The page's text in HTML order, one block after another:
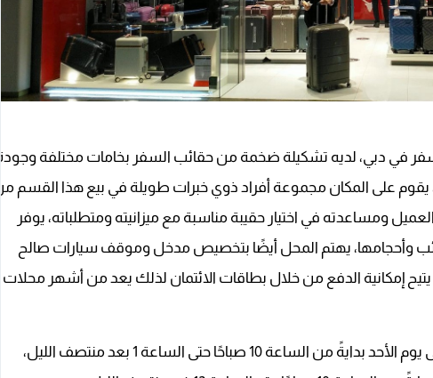
دبي، لديه تشكيلة ضخمة من حقائب السفر بخامات مختلفة وجودة
يقوم على المكان مجموعة أفراد ذوي خبرات طويلة في بيع هذا القسم من
ومساعدته في اختيار حقيبة مناسبة مع ميزانيته ومتطلباته، يوفر
وأحجامها، يهتم المحل أيضًا بتخصيص مدخل وموقف سيارات صالح
إمكانية الدفع من خلال بطاقات الائتمان لذلك يعد من أشهر محلات
من يوم الجمعة حتى يوم الأحد بدايةً من الساعة 10 صباحًا حتى الساعة 1 بعد منتصف الليل،